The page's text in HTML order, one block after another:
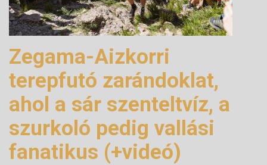
Zegama-Aizkorri
terepfutó zarándoklat,
ahol a sár szenteltvíz, a
szurkoló pedig vallási
fanatikus (+videó)